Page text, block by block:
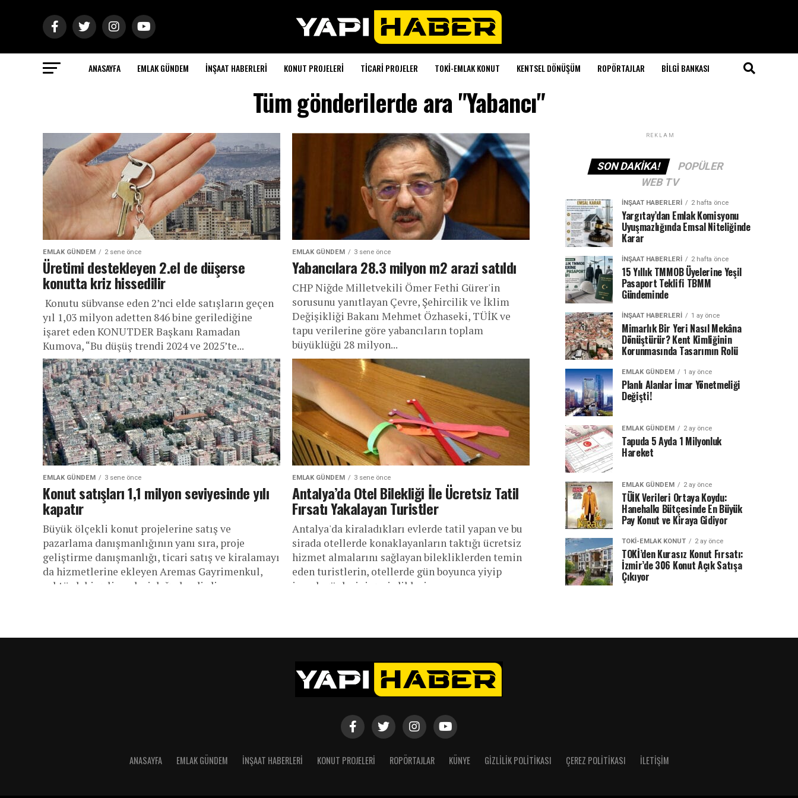
ANASAYFA EMLAK GÜNDEM İNŞAAT HABERLERI KONUT PROJELERI TICARI PROJELER TOKI-EMLAK KONUT KENTSEL DÖNÜŞÜM ROPÖRTAJLAR BILGI BANKASI
Tüm gönderilerde ara "Yabancı"
EMLAK GÜNDEM 2 sene önce
Üretimi destekleyen 2.el de düşerse
konutta kriz hissedilir
Konutu sübvanse eden 2’nci elde satışların geçen
yıl 1,03 milyon adetten 846 bine gerilediğine
işaret eden KONUTDER Başkanı Ramadan
Kumova, “Bu düşüş trendi 2024 ve 2025’te...
EMLAK GÜNDEM 3 sene önce
Yabancılara 28.3 milyon m2 arazi satıldı
CHP Niğde Milletvekili Ömer Fethi Gürer'in
sorusunu yanıtlayan Çevre, Şehircilik ve İklim
Değişikliği Bakanı Mehmet Özhaseki, TÜİK ve
tapu verilerine göre yabancıların toplam
büyüklüğü 28 milyon...
EMLAK GÜNDEM 3 sene önce
Konut satışları 1,1 milyon seviyesinde yılı
kapatır
Büyük ölçekli konut projelerine satış ve
pazarlama danışmanlığının yanı sıra, proje
geliştirme danışmanlığı, ticari satış ve kiralamayı
da hizmetlerine ekleyen Aremas Gayrimenkul,
sektördeki gelişmeleri değerlendirdi.
EMLAK GÜNDEM 3 sene önce
Antalya’da Otel Bilekliği İle Ücretsiz Tatil
Fırsatı Yakalayan Turistler
Antalya'da kiraladıkları evlerde tatil yapan ve bu
sirada otellerde konaklayanların taktığı ücretsiz
hizmet almalarını sağlayan bilekliklerden temin
eden turistlerin, otellerde gün boyunca yiyip
içerek günlerini geçirdikleri...
REKLAM
SON DAKIKA!
POPÜLER
WEB TV
İNŞAAT HABERLERI 2 hafta önce
Yargıtay’dan Emlak Komisyonu
Uyuşmazlığında Emsal Niteliğinde
Karar
İNŞAAT HABERLERI 2 hafta önce
15 Yıllık TMMOB Üyelerine Yeşil
Pasaport Teklifi TBMM
Gündeminde
İNŞAAT HABERLERI 1 ay önce
Mimarlık Bir Yeri Nasıl Mekâna
Dönüştürür? Kent Kimliğinin
Korunmasında Tasarımın Rolü
EMLAK GÜNDEM 1 ay önce
Planlı Alanlar İmar Yönetmeliği
Değişti!
EMLAK GÜNDEM 2 ay önce
Tapuda 5 Ayda 1 Milyonluk
Hareket
EMLAK GÜNDEM 2 ay önce
TÜİK Verileri Ortaya Koydu:
Hanehalkı Bütçesinde En Büyük
Pay Konut ve Kiraya Gidiyor
TOKI-EMLAK KONUT 2 ay önce
TOKİ’den Kurasız Konut Fırsatı:
İzmir’de 306 Konut Açık Satışa
Çıkıyor
ANASAYFA EMLAK GÜNDEM İNŞAAT HABERLERI KONUT PROJELERI ROPÖRTAJLAR KÜNYE GIZLILIK POLITIKASI ÇEREZ POLITIKASI İLETIŞIM